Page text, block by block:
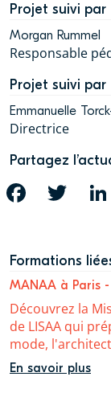
Projet suivi par
Morgan Rummel
Responsable
Projet suivi par
Emmanuelle
Directrice
Partagez
FACEBOOK TWITTER
Formations
MANAA à Paris
Découvrez la
de LISAA qui
mode,
En savoir plus